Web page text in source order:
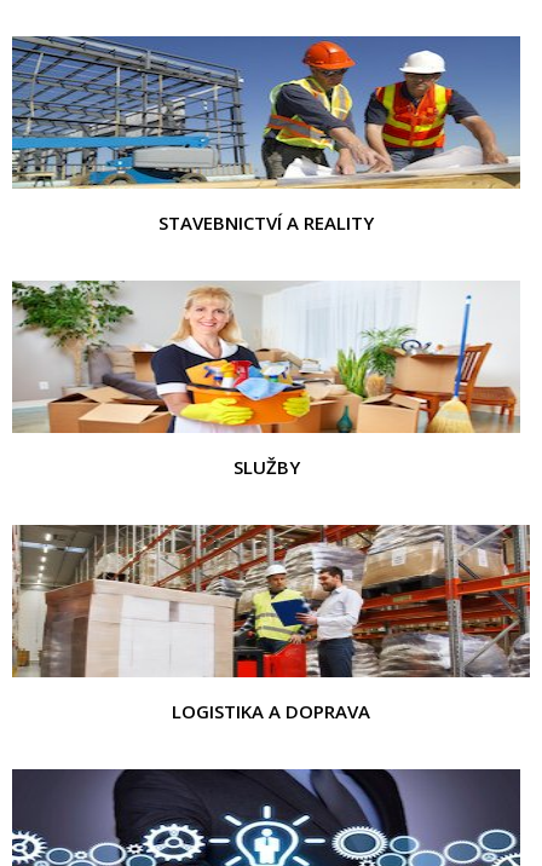
STAVEBNICTVÍ A REALITY
SLUŽBY
LOGISTIKA A DOPRAVA